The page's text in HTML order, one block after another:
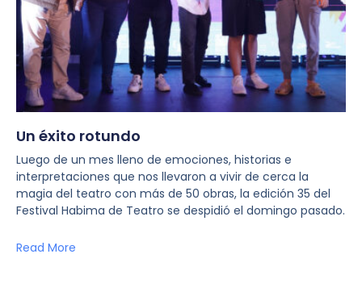
Un éxito rotundo
Luego de un mes lleno de emociones, historias e
interpretaciones que nos llevaron a vivir de cerca la
magia del teatro con más de 50 obras, la edición 35 del
Festival Habima de Teatro se despidió el domingo pasado.
Read More